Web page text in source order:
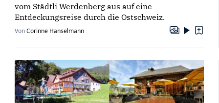
vom Städtli Werdenberg aus auf eine
Entdeckungsreise durch die Ostschweiz.
VonCorinne Hanselmann